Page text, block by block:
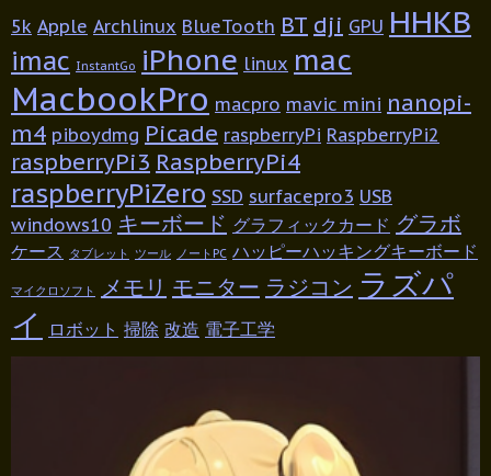
5k Apple Archlinux BlueTooth BT dji GPU HHKB
imac InstantGo iPhone linux mac
MacbookPro macpro mavic mini nanopi-
m4 piboydmg Picade raspberryPi RaspberryPi2
raspberryPi3 RaspberryPi4
raspberryPiZero SSD surfacepro3 USB
windows10 キーボード グラフィックカード グラボ
ケース タブレット ツール ノートPC ハッピーハッキングキーボード
マイクロソフト メモリ モニター ラジコン ラズパ
イ
ロボット 掃除 改造 電子工学